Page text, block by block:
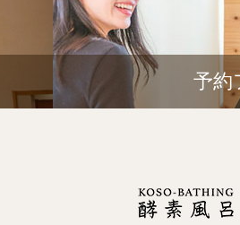
予約